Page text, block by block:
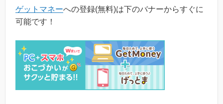
られます！)当ページからゲットマネーへの新規登録はほんの数分
で簡単にできるので、下...
ゲットマネーへの登録(無料)は下のバナーからすぐに
可能です！